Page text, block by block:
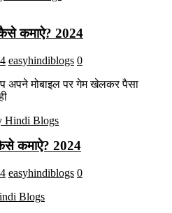
कमाऐ? 2024
easyhindiblogs 0
अपने मोबाइल पर गेम खेलकर पैसा
कमाऐ? 2024
easyhindiblogs 0